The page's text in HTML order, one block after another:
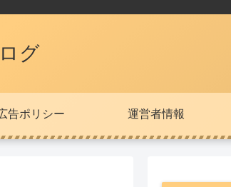
グ
告ポリシー 運営者情報